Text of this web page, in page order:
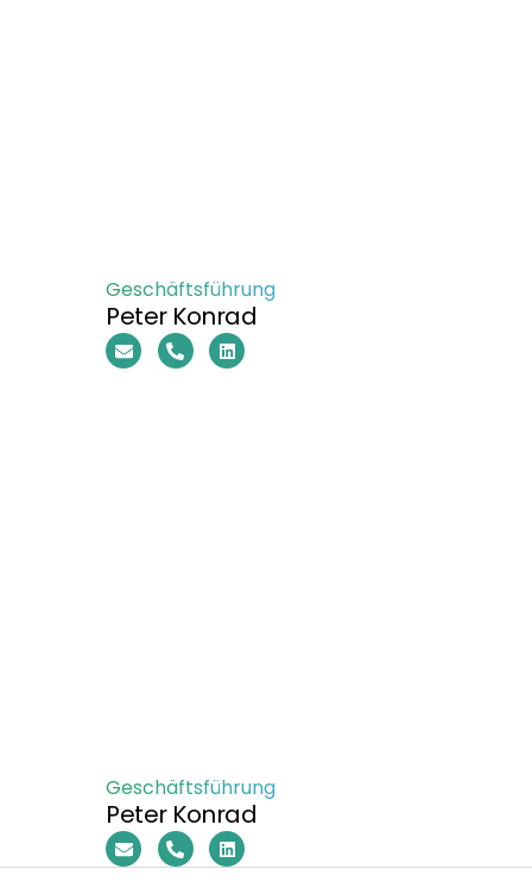
Geschäftsführung
Peter Konrad
Geschäftsführung
Peter Konrad